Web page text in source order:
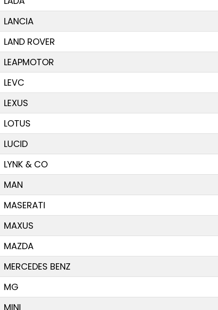
LANCIA
LAND ROVER
LEAPMOTOR
LEVC
LEXUS
LOTUS
LUCID
LYNK & CO
MAN
MASERATI
MAXUS
MAZDA
MERCEDES BENZ
MG
MINI